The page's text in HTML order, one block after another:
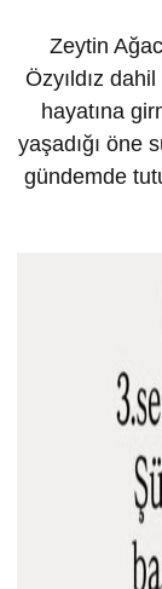
Zeytin
Özyıldız
hayatına
yaşadığı öne
gündemde